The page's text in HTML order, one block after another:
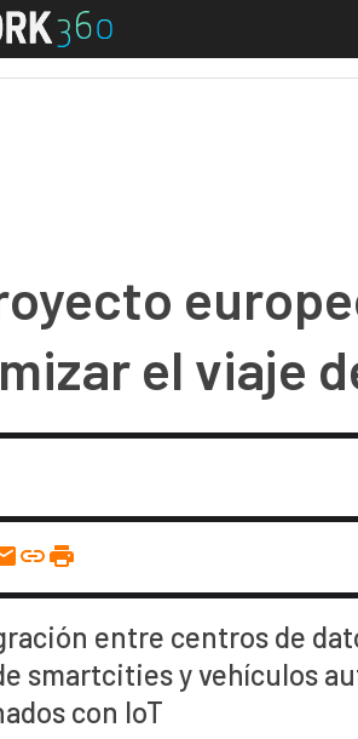
el viaje
entre centros de
smartcities y vehículos
con IoT